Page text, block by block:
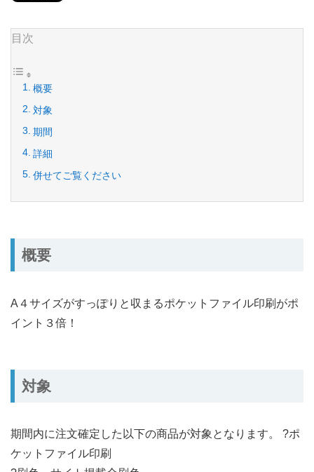
目次
概要
対象
期間
詳細
併せてご覧ください
概要
A４サイズがすっぽりと収まるポケットファイル印刷がポ
イント３倍！
対象
期間内に注文確定した以下の商品が対象となります。 ?ポ
ケットファイル印刷